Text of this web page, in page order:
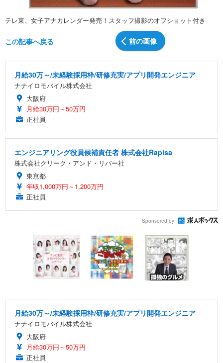
テレ東、女子アナカレンダー発売！スタッフ撮影のオフショット付き
前の画像
この記事へ戻る
月給30万～/未経験採用枠/研修充実/アプリ開発エンジニア
ナナイロモバイル株式会社
大阪府
月給30万円～50万円
正社員
エンジニアリング役員候補責任者 株式会社Rapisa
株式会社クリーク・アンド・リバー社
東京都
年収1,000万円～1,200万円
正社員
Sponsored by
月給30万～/未経験採用枠/研修充実/アプリ開発エンジニア
ナナイロモバイル株式会社
大阪府
月給30万円～50万円
正社員